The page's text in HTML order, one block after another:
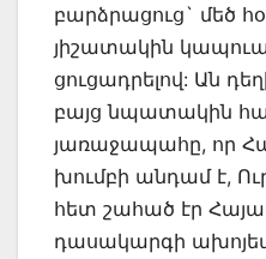
բարձրացուց` մեծ
յիշատակին
ցուցադրելով: Ան
բայց նպատակին
յառաջապահը, որ
խումբի անդամ է,
հետ շահած էր
դասակարգի